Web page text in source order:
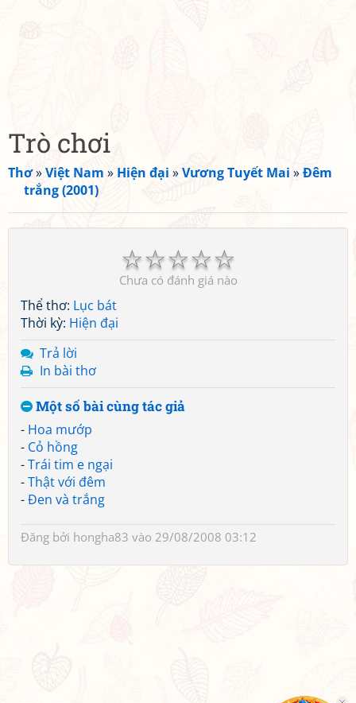
Trò chơi
Thơ»Việt Nam » Hiện đại »Vương Tuyết Mai »Đêm
trắng (2001)
☆
☆
☆
☆
☆
Chưa có đánh giá nào
Thể thơ: Lục bát
Thời kỳ: Hiện đại
Trả lời
In bài thơ
Một số bài cùng tác giả
- Hoa mướp
- Cỏ hồng
-Trái tim e ngại
-Thật với đêm
-Đen và trắng
Đăng bởi hongha83 vào 29/08/2008 03:12